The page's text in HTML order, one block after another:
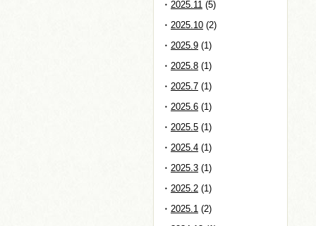
2025.11 (5)
2025.10 (2)
2025.9 (1)
2025.8 (1)
2025.7 (1)
2025.6 (1)
2025.5 (1)
2025.4 (1)
2025.3 (1)
2025.2 (1)
2025.1 (2)